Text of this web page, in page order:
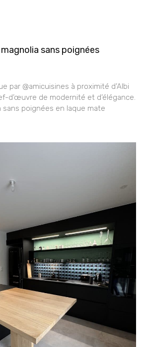
sans poignées
par @amicuisines à proximité d’Albi
d’œuvre de modernité et d’élégance.
sans poignées en laque mate